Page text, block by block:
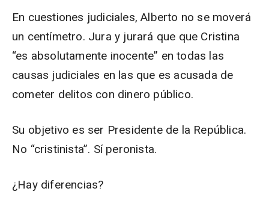
En cuestiones judiciales, Alberto no se moverá
un centímetro. Jura y jurará que que Cristina
“es absolutamente inocente” en todas las
causas judiciales en las que es acusada de
cometer delitos con dinero público.
Su objetivo es ser Presidente de la República.
No “cristinista”. Sí peronista.
¿Hay diferencias?